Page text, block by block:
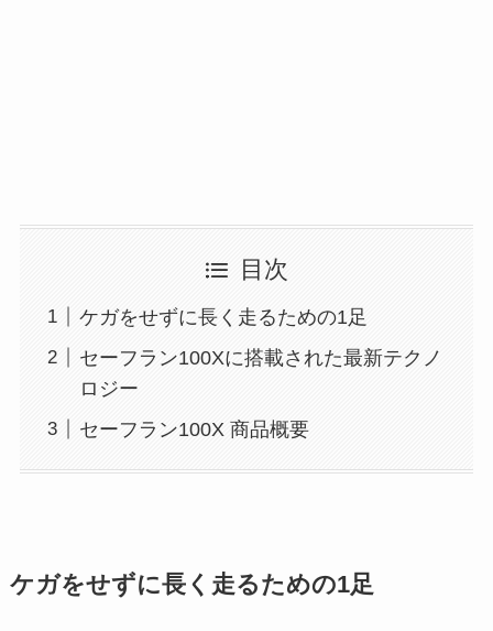
目次
ケガをせずに長く走るための1足
セーフラン100Xに搭載された最新テクノ
ロジー
セーフラン100X 商品概要
ケガをせずに長く走るための1足